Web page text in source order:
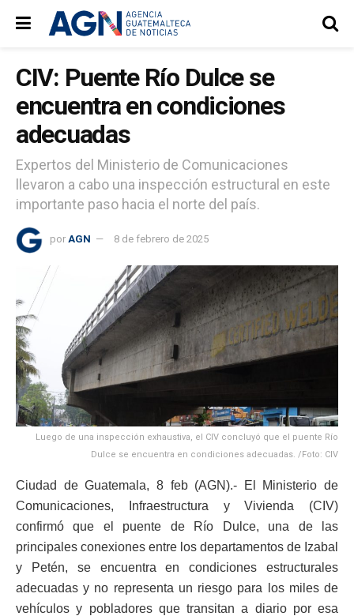
CIV: Puente Río Dulce se
encuentra en condiciones
adecuadas
Expertos del Ministerio de Comunicaciones
llevaron a cabo una inspección estructural en este
importante paso hacia el norte del país.
por AGN 8 de febrero de 2025
Luego de una inspección exhaustiva, el CIV concluyó que el puente Río
Dulce se encuentra en condiciones adecuadas. /Foto: CIV
Ciudad de Guatemala, 8 feb (AGN).- El Ministerio de
Comunicaciones, Infraestructura y Vivienda (CIV)
confirmó que el puente de Río Dulce, una de las
principales conexiones entre los departamentos de Izabal
y Petén, se encuentra en condiciones estructurales
adecuadas y no representa un riesgo para los miles de
vehículos y pobladores que transitan a diario por esa